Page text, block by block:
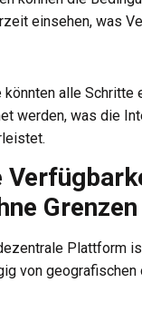
einsehen, was
alle Schritte
werden, was die
Grenzen
Plattform
von